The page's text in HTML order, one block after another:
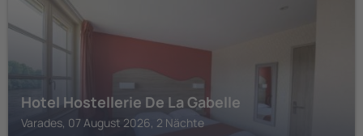
Hotel Hostellerie De La Gabelle
Varades, 07 August 2026, 2 Nächte